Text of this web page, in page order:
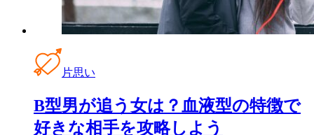
片思い
B型男が追う女は？血液型の特徴で
好きな相手を攻略しよう